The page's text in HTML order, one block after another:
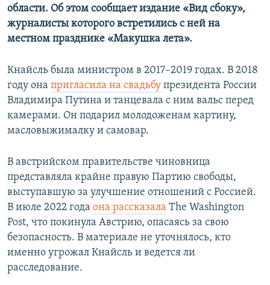
КРЫМ.НЕПОКОРЕННЫЙ
УКРАИНСКАЯ ПРОБЛЕМА КРЫМА
ПРИСОЕДИНЯЙТЕСЬ!
Все сайты RFE/RL
области. Об этом сообщает издание «Вид сбоку»,
журналисты которого встретились с ней на
местном празднике «Макушка лета».
Кнайсль была министром в 2017–2019 годах. В 2018
году она пригласила на свадьбу президента России
Владимира Путина и танцевала с ним вальс перед
камерами. Он подарил молодоженам картину,
масловыжималку и самовар.
В австрийском правительстве чиновница
представляла крайне правую Партию свободы,
выступавшую за улучшение отношений с Россией.
В июле 2022 года она рассказала The Washington
Post, что покинула Австрию, опасаясь за свою
безопасность. В материале не уточнялось, кто
именно угрожал Кнайсль и ведется ли
расследование.